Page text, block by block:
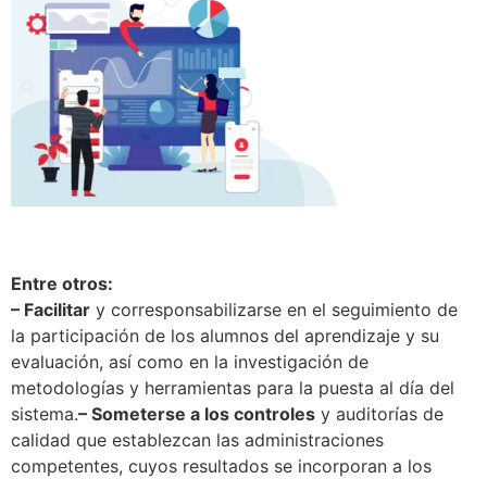
Entre otros:
– Facilitar y corresponsabilizarse en el seguimiento de
la participación de los alumnos del aprendizaje y su
evaluación, así como en la investigación de
metodologías y herramientas para la puesta al día del
sistema.– Someterse a los controles y auditorías de
calidad que establezcan las administraciones
competentes, cuyos resultados se incorporan a los